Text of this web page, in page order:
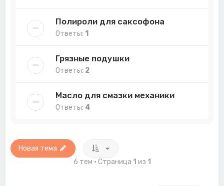
Полироли для саксофона
Ответы: 1
Грязные подушки
Ответы: 2
Масло для смазки механики
Ответы: 4
Новая тема
6 тем • Страница 1 из 1